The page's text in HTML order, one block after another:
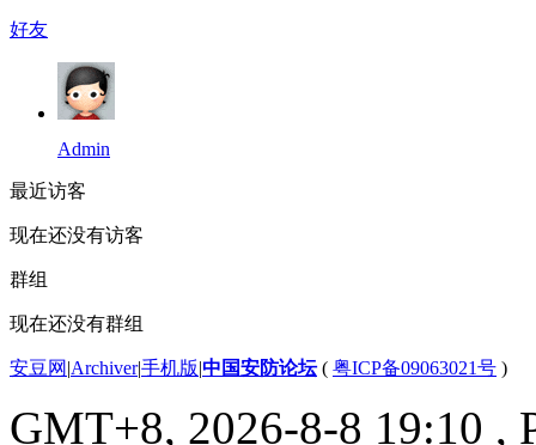
好友
Admin
最近访客
现在还没有访客
群组
现在还没有群组
安豆网 |Archiver|手机版|中国安防论坛( 粤ICP备09063021号 )
GMT+8, 2026-8-8 19:10 ,